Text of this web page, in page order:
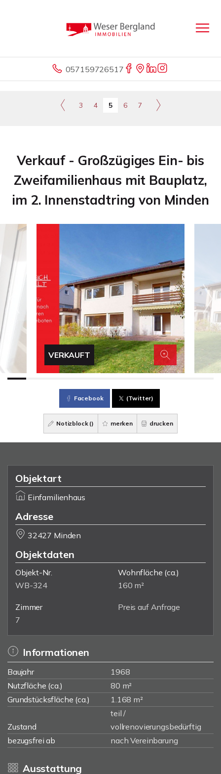
057159726517
3 4 5 6 7
Verkauf - Großzügiges Ein- bis
Zweifamilienhaus mit Bauplatz,
im 2. Innenstadtring von Minden
VERKAUFT
Facebook (Twitter)
Notizblock () merken drucken
Objektart
Einfamilienhaus
Adresse
32427 Minden
Objektdaten
Objekt-Nr.
WB-324
Wohnfläche (ca.)
160 m²
Zimmer
7
Preis auf Anfrage
Informationen
Baujahr
1968
Nutzfläche (ca.)
80 m²
Grundstücksfläche (ca.)
1.168 m²
Zustand
teil /
vollrenovierungsbedürftig
bezugsfrei ab
nach Vereinbarung
Ausstattung